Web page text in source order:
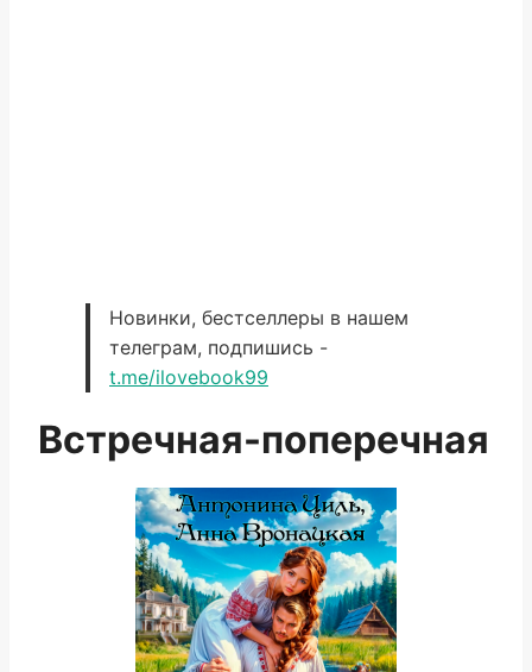
Новинки, бестселлеры в нашем
телеграм, подпишись -
t.me/ilovebook99
Встречная-поперечная